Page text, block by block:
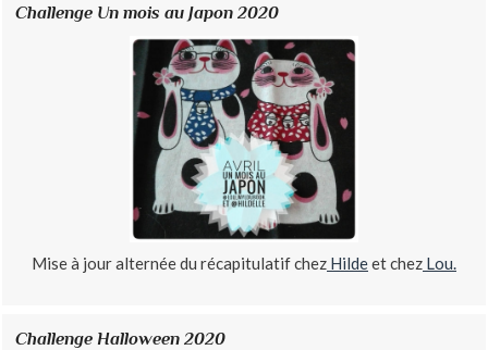
Challenge Un mois au Japon 2020
Mise à jour alternée du récapitulatif chez Hildeet chez Lou.
Challenge Halloween 2020